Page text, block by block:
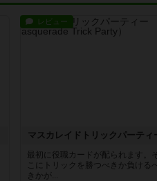
レビュー
マスカレイドトリックパーティ
最初に役職カードが配られます。そ
こにトリックを勝つべきか負ける
きかが...